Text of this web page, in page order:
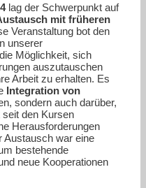
lag der Schwerpunkt auf
mit früheren
Veranstaltung bot den
unserer
Möglichkeit, sich
auszutauschen
Arbeit zu erhalten. Es
Integration von
sondern auch darüber,
den Kursen
Herausforderungen
Austausch war eine
bestehende
neue Kooperationen